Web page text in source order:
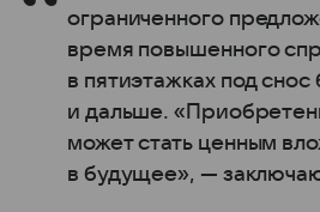
ограниченного
время повышенного
в пятиэтажках под
и дальше.
может стать ценным
в будущее», —